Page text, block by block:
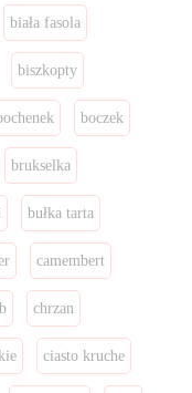
biała fasola
biszkopty
boczek
brukselka
bułka tarta
camembert
chrzan
ciasto kruche